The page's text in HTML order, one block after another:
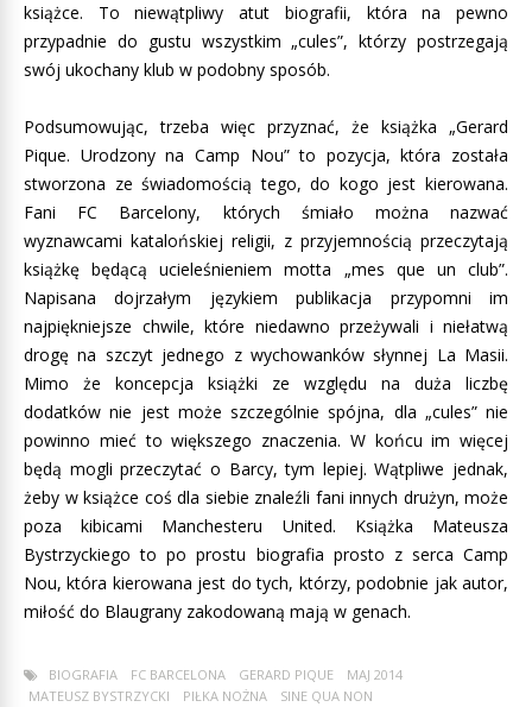
książce. To niewątpliwy atut biografii, która na pewno
przypadnie do gustu wszystkim „cules”, którzy postrzegają
swój ukochany klub w podobny sposób.
Podsumowując, trzeba więc przyznać, że książka „Gerard
Pique. Urodzony na Camp Nou” to pozycja, która została
stworzona ze świadomością tego, do kogo jest kierowana.
Fani FC Barcelony, których śmiało można nazwać
wyznawcami katalońskiej religii, z przyjemnością przeczytają
książkę będącą ucieleśnieniem motta „mes que un club”.
Napisana dojrzałym językiem publikacja przypomni im
najpiękniejsze chwile, które niedawno przeżywali i niełatwą
drogę na szczyt jednego z wychowanków słynnej La Masii.
Mimo że koncepcja książki ze względu na duża liczbę
dodatków nie jest może szczególnie spójna, dla „cules” nie
powinno mieć to większego znaczenia. W końcu im więcej
będą mogli przeczytać o Barcy, tym lepiej. Wątpliwe jednak,
żeby w książce coś dla siebie znaleźli fani innych drużyn, może
poza kibicami Manchesteru United. Książka Mateusza
Bystrzyckiego to po prostu biografia prosto z serca Camp
Nou, która kierowana jest do tych, którzy, podobnie jak autor,
miłość do Blaugrany zakodowaną mają w genach.
BIOGRAFIA FC BARCELONA GERARD PIQUE
MAJ 2014
MATEUSZ BYSTRZYCKI
PIŁKA NOŻNA
SINE QUA NON